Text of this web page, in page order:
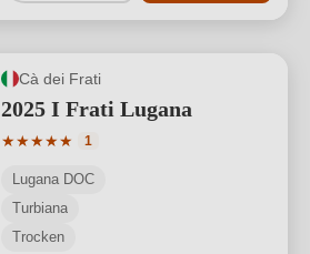
Cà dei Frati
2025 I Frati Lugana
★★★★★
Durchschnittliche Bewertung von 5
1
Lugana DOC
Turbiana
Trocken